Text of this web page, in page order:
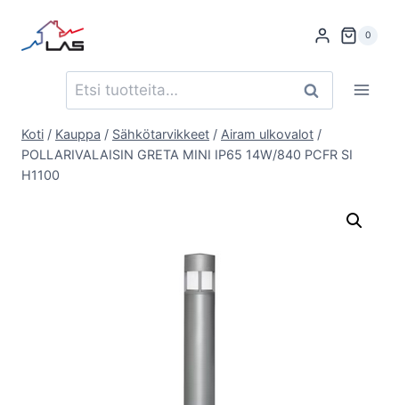
sisältöön
0
Etsi: Haku
Koti / Kauppa / Sähkötarvikkeet / Airam ulkovalot /
POLLARIVALAISIN GRETA MINI IP65 14W/840 PCFR SI
H1100